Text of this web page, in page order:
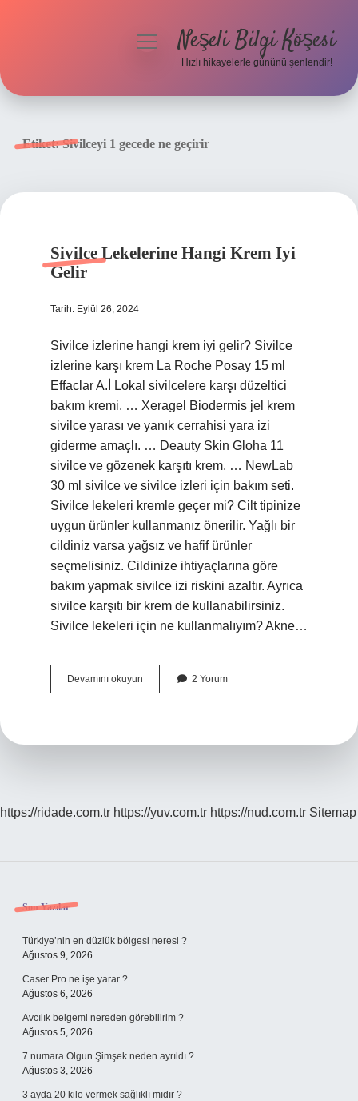
menüyüNeşeli Bilgi Köşesi
Hızlı hikayelerle gününü şenlendir!
Etiket:Sivilceyi 1 gecede ne geçirir
Sivilce Lekelerine Hangi Krem Iyi
Gelir
Tarih: Eylül 26, 2024
Sivilce izlerine hangi krem iyi gelir? Sivilce
izlerine karşı krem ​​La Roche Posay 15 ml
Effaclar A.İ Lokal sivilcelere karşı düzeltici
bakım kremi. … Xeragel Biodermis jel krem ​​
sivilce yarası ve yanık cerrahisi yara izi
giderme amaçlı. … Deauty Skin Gloha 11
sivilce ve gözenek karşıtı krem. … NewLab
30 ml sivilce ve sivilce izleri için bakım seti.
Sivilce lekeleri kremle geçer mi? Cilt tipinize
uygun ürünler kullanmanız önerilir. Yağlı bir
cildiniz varsa yağsız ve hafif ürünler
seçmelisiniz. Cildinize ihtiyaçlarına göre
bakım yapmak sivilce izi riskini azaltır. Ayrıca
sivilce karşıtı bir krem ​​de kullanabilirsiniz.
Sivilce lekeleri için ne kullanmalıyım? Akne…
Devamını okuyun
Lekelerine
2 Yorum
https://ridade.com.tr https://yuv.com.tr https://nud.com.tr Sitemap
Sidebar
Son Yazılar
Türkiye’nin en düzlük bölgesi neresi ?
Ağustos 9, 2026
Caser Pro ne işe yarar ?
Ağustos 6, 2026
Avcılık belgemi nereden görebilirim ?
Ağustos 5, 2026
7 numara Olgun Şimşek neden ayrıldı ?
Ağustos 3, 2026
3 ayda 20 kilo vermek sağlıklı mıdır ?